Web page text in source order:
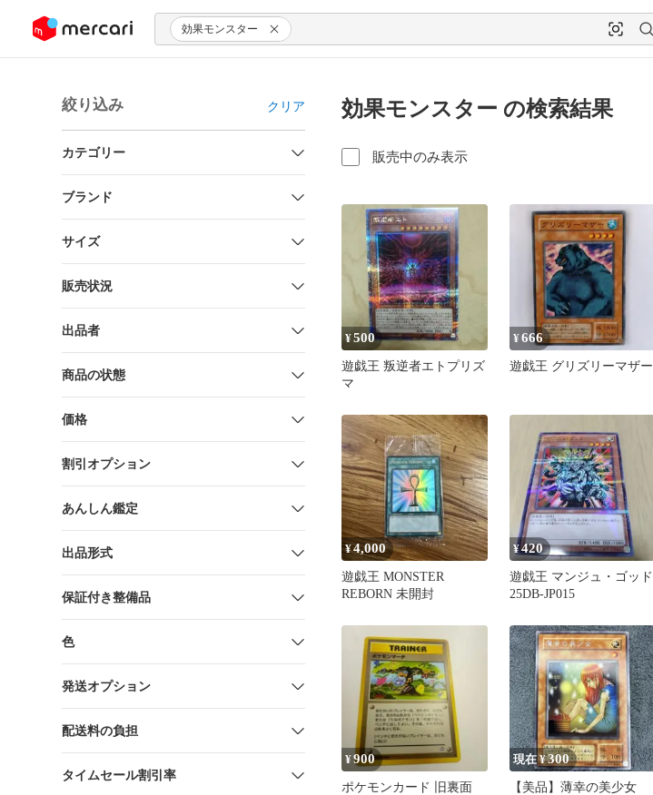
ツにスキップ 効果モンスター
絞り込み クリア
カテゴリー
ブランド
サイズ
販売状況
出品者
商品の状態
価格
割引オプション
あんしん鑑定
出品形式
保証付き整備品
色
発送オプション
配送料の負担
タイムセール割引率
効果モンスター の検索結果
販売中のみ表示
¥500
遊戯王 叛逆者エトプリズ
マ
¥666
遊戯王 グリズリーマザー
¥4,000
遊戯王 MONSTER
REBORN 未開封
¥420
遊戯王 マンジュ・ゴッド
25DB-JP015
¥900
ポケモンカード 旧裏面
現在 ¥300
【美品】薄幸の美少女